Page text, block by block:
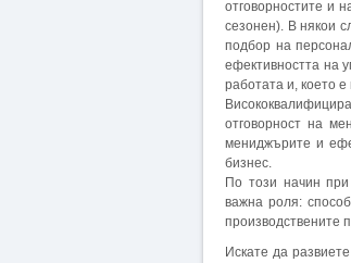
отговорностите и
сезонен). В някои
подбор на
ефективността на
работата и, което
отговорност на
мениджърите и
бизнес.
По този начин при
важна роля:
производствените
Искате да